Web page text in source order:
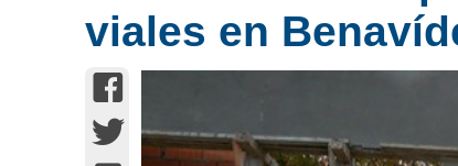
viales en